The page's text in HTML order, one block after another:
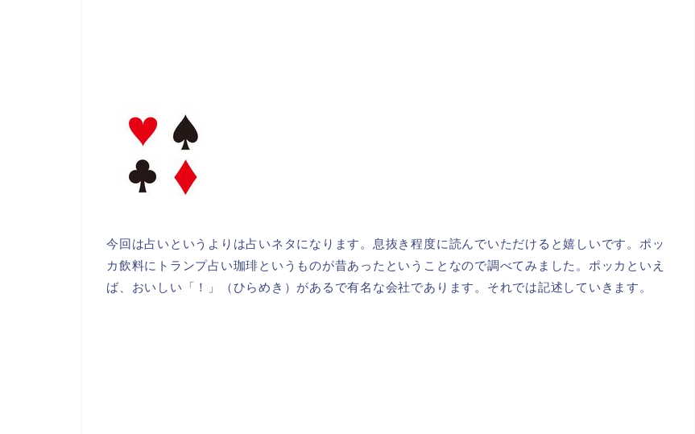
今回は占いというよりは占いネタになります。息抜き程度に読んでいただけると嬉しいです。ポッ
カ飲料にトランプ占い珈琲というものが昔あったということなので調べてみました。ポッカといえ
ば、おいしい「！」（ひらめき）があるで有名な会社であります。それでは記述していきます。